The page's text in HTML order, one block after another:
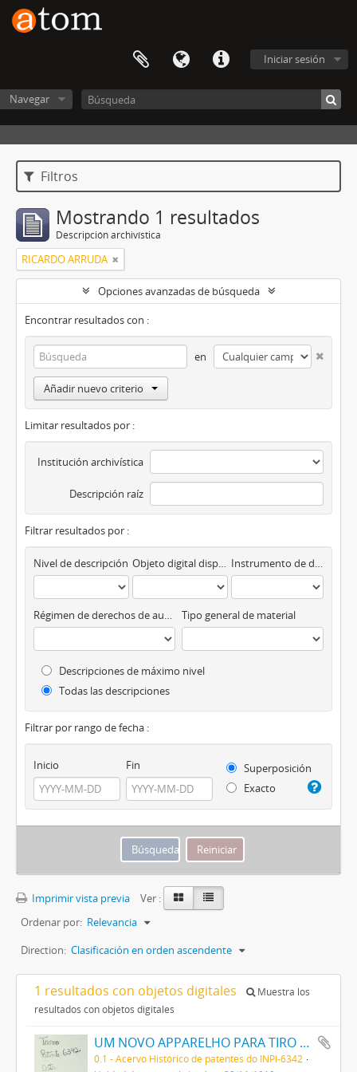
Iniciar sesión
Navegar
Filtros
Mostrando 1 resultados
Descripción archivística
RICARDO ARRUDA
Opciones avanzadas de búsqueda
Encontrar resultados con :
en
Añadir nuevo criterio
Limitar resultados por :
Institución archivística
Descripción raíz
Filtrar resultados por :
Nivel de descripción Objeto digital disponibles Instrumento de descripción
Régimen de derechos de autor Tipo general de material
Descripciones de máximo nivel
Todas las descripciones
Filtrar por rango de fecha :
Inicio Fin
Superposición
Exacto
Imprimir vista previa
Ver :
Ordenar por: Relevancia
Direction: Clasificación en orden ascendente
1 resultados con objetos digitales
Muestra los
resultados con objetos digitales
UM NOVO APPARELHO PARA TIRO AO ALVO
0.1 - Acervo Histórico de patentes do INPI-6342